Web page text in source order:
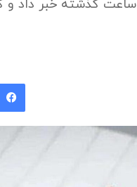
خزر طی ۱۴ ساعت گذشته خبر